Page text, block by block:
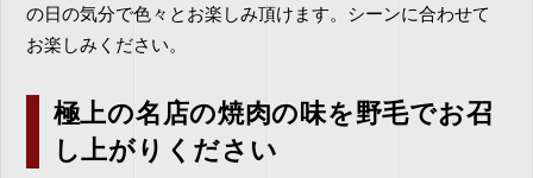
の日の気分で色々とお楽しみ頂けます。シーンに合わせて
お楽しみください。
極上の名店の焼肉の味を野毛でお召
し上がりください